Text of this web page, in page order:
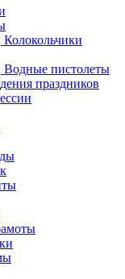
пистолеты
праздников